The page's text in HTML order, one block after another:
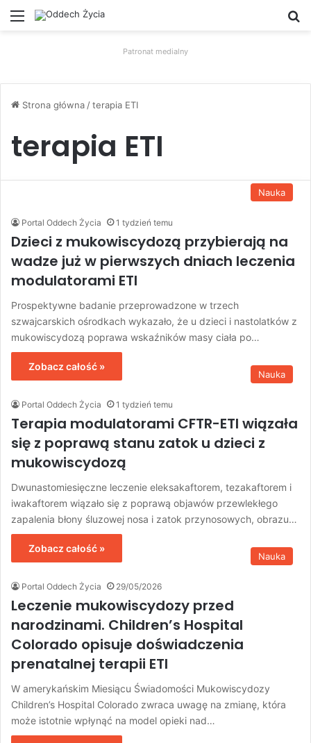
Menu
Patronat medialny
Strona główna /terapia ETI
terapia ETI
Nauka
Portal Oddech Życia 1 tydzień temu
Dzieci z mukowiscydozą przybierają na
wadze już w pierwszych dniach leczenia
modulatorami ETI
Prospektywne badanie przeprowadzone w trzech
szwajcarskich ośrodkach wykazało, że u dzieci i nastolatków z
mukowiscydozą poprawa wskaźników masy ciała po…
Zobacz całość »
Nauka
Portal Oddech Życia 1 tydzień temu
Terapia modulatorami CFTR-ETI wiązała
się z poprawą stanu zatok u dzieci z
mukowiscydozą
Dwunastomiesięczne leczenie eleksakaftorem, tezakaftorem i
iwakaftorem wiązało się z poprawą objawów przewlekłego
zapalenia błony śluzowej nosa i zatok przynosowych, obrazu…
Zobacz całość »
Nauka
Portal Oddech Życia 29/05/2026
Leczenie mukowiscydozy przed
narodzinami. Children’s Hospital
Colorado opisuje doświadczenia
prenatalnej terapii ETI
W amerykańskim Miesiącu Świadomości Mukowiscydozy
Children’s Hospital Colorado zwraca uwagę na zmianę, która
może istotnie wpłynąć na model opieki nad…